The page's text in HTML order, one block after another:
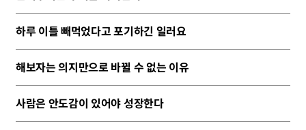
하루 이틀 빼먹었다고 포기하긴 일러요
해보자는 의지만으로 바뀔 수 없는 이유
사람은 안도감이 있어야 성장한다